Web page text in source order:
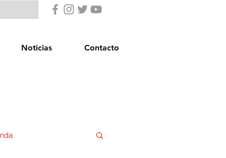
Noticias Contacto